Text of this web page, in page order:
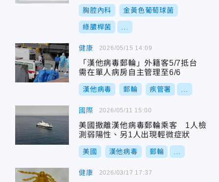
胸腔內科 金黃色葡萄球菌
綠膿桿菌
健康
「漢他病毒郵輪」外籍客5/7抵台
需在單人病房自主管理至6/6
漢他病毒 郵輪 疾管署
2026/05/15 14:09
國際
美國撤離漢他病毒郵輪乘客 1人檢
測弱陽性、另1人出現輕微症狀
美國 漢他病毒 郵輪
2026/05/11 15:00
健康 2026/03/17 17:37